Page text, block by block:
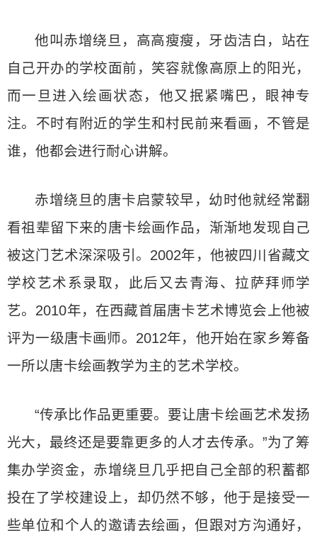
他叫赤增绕旦，高高瘦瘦，牙齿洁白，站在
自己开办的学校面前，笑容就像高原上的阳光，
而一旦进入绘画状态，他又抿紧嘴巴，眼神专
注。不时有附近的学生和村民前来看画，不管是
谁，他都会进行耐心讲解。
赤增绕旦的唐卡启蒙较早，幼时他就经常翻
看祖辈留下来的唐卡绘画作品，渐渐地发现自己
被这门艺术深深吸引。2002年，他被四川省藏文
学校艺术系录取，此后又去青海、拉萨拜师学
艺。2010年，在西藏首届唐卡艺术博览会上他被
评为一级唐卡画师。2012年，他开始在家乡筹备
一所以唐卡绘画教学为主的艺术学校。
“传承比作品更重要。要让唐卡绘画艺术发扬
光大，最终还是要靠更多的人才去传承。”为了筹
集办学资金，赤增绕旦几乎把自己全部的积蓄都
投在了学校建设上，却仍然不够，他于是接受一
些单位和个人的邀请去绘画，但跟对方沟通好，